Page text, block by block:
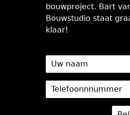
bouwproject. Bart
Bouwstudio staat
klaar!